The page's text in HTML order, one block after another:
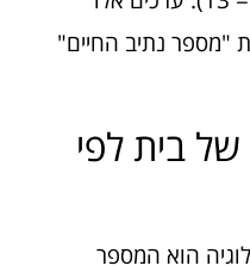
"מספר נתיב החיים"
בית לפי
הוא המספר